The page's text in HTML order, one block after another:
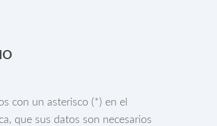
con un asterisco (*) en el
que sus datos son necesarios